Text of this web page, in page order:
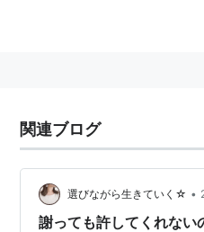
関連ブログ
選びながら生きていく☆ •
謝っても許してくれない